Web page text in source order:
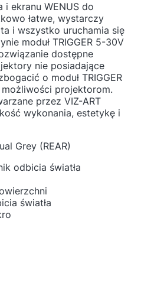
ekranu WENUS do
łatwe, wystarczy
i wszystko uruchamia się
moduł TRIGGER 5-30V
dostępne
nie posiadające
o moduł TRIGGER
projektorom.
przez VIZ-ART
wykonania, estetykę i
Grey (REAR)
odbicia światła
światła